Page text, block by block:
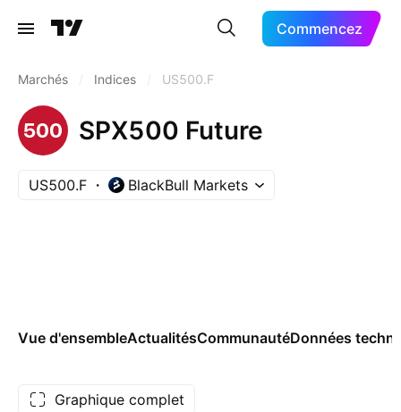
Commencez
Marchés Indices US500.F
SPX500 Future
US500.F BlackBull Markets
Vue d'ensembleActualitésCommunautéDonnées
Graphique complet